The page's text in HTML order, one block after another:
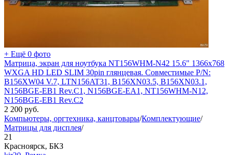
+ Ещё 0 фото
Матрица, экран для ноутбука NT156WHM-N42 15.6" 1366x768
WXGA HD LED SLIM 30pin глянцевая. Совместимые P/N:
B156XW04 V.7, LTN156AT31, B156XN03.5, B156XN03.1,
N156BGE-EB1 Rev.C1, N156BGE-EA1, NT156WHM-N12,
N156BGE-EB1 Rev.C2
2 200 руб.
Компьютеры, оргтехника, канцтовары/Комплектующие/
Матрицы для дисплея/
21
Красноярск, БКЗ